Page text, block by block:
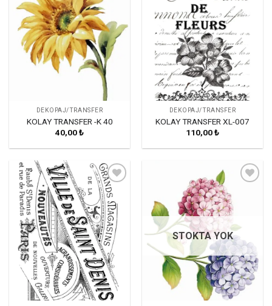
DEKOPAJ/TRANSFER
KOLAY TRANSFER -K 40
40,00₺
DEKOPAJ/TRANSFER
KOLAY TRANSFER XL-007
110,00₺
Favorilerime
Ekle
Favorilerime
Ekle
STOKTA YOK